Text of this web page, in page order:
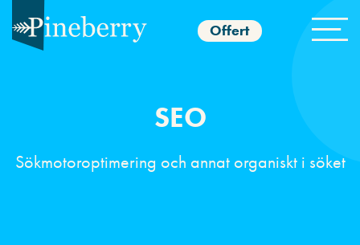
Offert
SEO
Sökmotoroptimering och annat organiskt i söket